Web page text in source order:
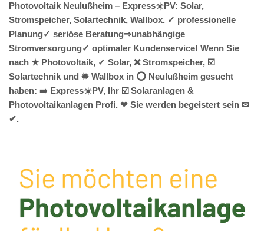
Photovoltaik Neulußheim – Express☀️PV️: Solar,
Stromspeicher, Solartechnik, Wallbox. ✓ professionelle
Planung✓ seriöse Beratung⇒unabhängige
Stromversorgung✓ optimaler Kundenservice! Wenn Sie
nach ★ Photovoltaik, ✓ Solar, ❌ Stromspeicher, ☑️
Solartechnik und ✹ Wallbox in ⭕ Neulußheim gesucht
haben: ➡️ Express☀️PV️, Ihr ☑️ Solaranlagen &
Photovoltaikanlagen Profi. ❤ Sie werden begeistert sein ✉
✔.